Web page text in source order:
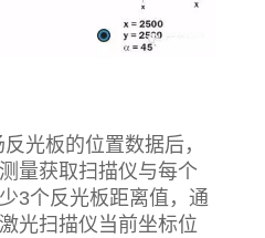
板的位置数据后，
量获取扫描仪与每个
3个反光板距离值，通
光扫描仪当前坐标位